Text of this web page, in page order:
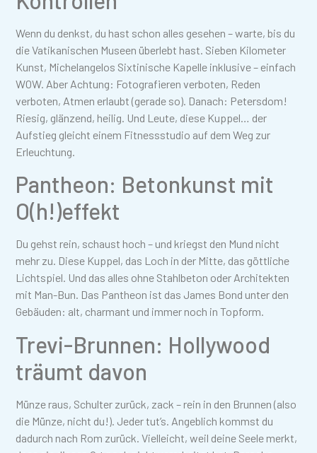
Wenn du denkst, du hast schon alles gesehen – warte, bis du
die Vatikanischen Museen überlebt hast. Sieben Kilometer
Kunst, Michelangelos Sixtinische Kapelle inklusive – einfach
WOW. Aber Achtung: Fotografieren verboten, Reden
verboten, Atmen erlaubt (gerade so). Danach: Petersdom!
Riesig, glänzend, heilig. Und Leute, diese Kuppel… der
Aufstieg gleicht einem Fitnessstudio auf dem Weg zur
Erleuchtung.
Pantheon: Betonkunst mit
O(h!)effekt
Du gehst rein, schaust hoch – und kriegst den Mund nicht
mehr zu. Diese Kuppel, das Loch in der Mitte, das göttliche
Lichtspiel. Und das alles ohne Stahlbeton oder Architekten
mit Man-Bun. Das Pantheon ist das James Bond unter den
Gebäuden: alt, charmant und immer noch in Topform.
Trevi-Brunnen: Hollywood
träumt davon
Münze raus, Schulter zurück, zack – rein in den Brunnen (also
die Münze, nicht du!). Jeder tut’s. Angeblich kommst du
dadurch nach Rom zurück. Vielleicht, weil deine Seele merkt,